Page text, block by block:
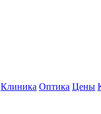
Клиника Оптика Цены